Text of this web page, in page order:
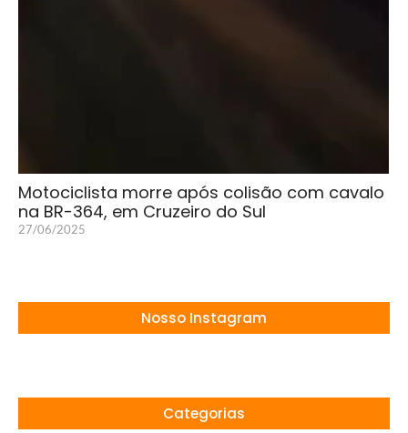
Motociclista morre após colisão com cavalo
na BR-364, em Cruzeiro do Sul
27/06/2025
Nosso Instagram
Categorias